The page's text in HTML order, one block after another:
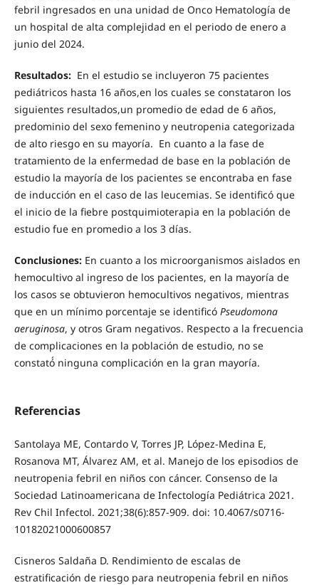
febril ingresados en una unidad de Onco Hematología de
un hospital de alta complejidad en el periodo de enero a
junio del 2024.
Resultados:En el estudio se incluyeron 75 pacientes
pediátricos hasta 16 años,en los cuales se constataron los
siguientes resultados,un promedio de edad de 6 años,
predominio del sexo femenino y neutropenia categorizada
de alto riesgo en su mayoría. En cuanto a la fase de
tratamiento de la enfermedad de base en la población de
estudio la mayoría de los pacientes se encontraba en fase
de inducción en el caso de las leucemias. Se identificó que
el inicio de la fiebre postquimioterapia en la población de
estudio fue en promedio a los 3 días.
Conclusiones:En cuanto a los microorganismos aislados en
hemocultivo al ingreso de los pacientes, en la mayoría de
los casos se obtuvieron hemocultivos negativos, mientras
que en un mínimo porcentaje se identificó Pseudomona
aeruginosa, y otros Gram negativos. Respecto a la frecuencia
de complicaciones en la población de estudio, no se
constató́ ninguna complicación en la gran mayoría.
Referencias
Santolaya ME, Contardo V, Torres JP, López-Medina E,
Rosanova MT, Álvarez AM, et al. Manejo de los episodios de
neutropenia febril en niños con cáncer. Consenso de la
Sociedad Latinoamericana de Infectología Pediátrica 2021.
Rev Chil Infectol. 2021;38(6):857-909. doi: 10.4067/s0716-
10182021000600857
Cisneros Saldaña D. Rendimiento de escalas de
estratificación de riesgo para neutropenia febril en niños